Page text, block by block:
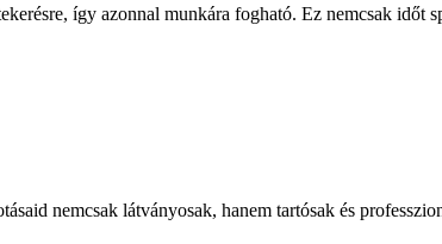
így azonnal munkára fogható. Ez nemcsak időt
nemcsak látványosak, hanem tartósak és